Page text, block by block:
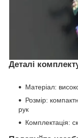
Деталі
Матеріал:
Розмір:
рук
Комплектація: